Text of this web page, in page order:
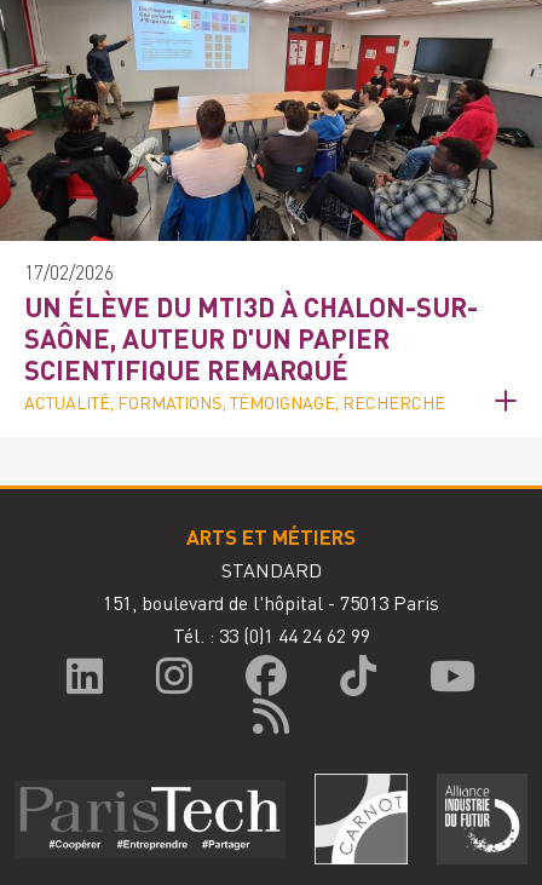
17/02/2026
UN ÉLÈVE DU MTI3D À CHALON-SUR-
SAÔNE, AUTEUR D'UN PAPIER
SCIENTIFIQUE REMARQUÉ
ACTUALITÉ, FORMATIONS, TÉMOIGNAGE, RECHERCHE
ARTS ET MÉTIERS
STANDARD
151, boulevard de l'hôpital - 75013 Paris
Tél. : 33 (0)1 44 24 62 99